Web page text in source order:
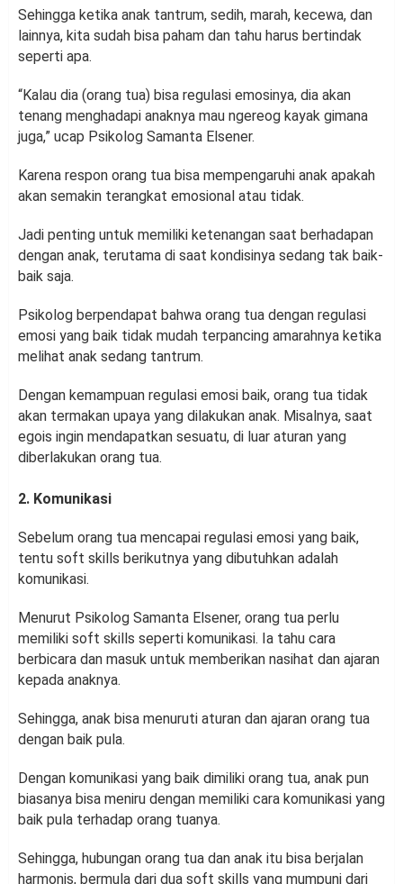
Sehingga ketika anak tantrum, sedih, marah, kecewa, dan
lainnya, kita sudah bisa paham dan tahu harus bertindak
seperti apa.
“Kalau dia (orang tua) bisa regulasi emosinya, dia akan
tenang menghadapi anaknya mau ngereog kayak gimana
juga,” ucap Psikolog Samanta Elsener.
Karena respon orang tua bisa mempengaruhi anak apakah
akan semakin terangkat emosional atau tidak.
Jadi penting untuk memiliki ketenangan saat berhadapan
dengan anak, terutama di saat kondisinya sedang tak baik-
baik saja.
Psikolog berpendapat bahwa orang tua dengan regulasi
emosi yang baik tidak mudah terpancing amarahnya ketika
melihat anak sedang tantrum.
Dengan kemampuan regulasi emosi baik, orang tua tidak
akan termakan upaya yang dilakukan anak. Misalnya, saat
egois ingin mendapatkan sesuatu, di luar aturan yang
diberlakukan orang tua.
2. Komunikasi
Sebelum orang tua mencapai regulasi emosi yang baik,
tentu soft skills berikutnya yang dibutuhkan adalah
komunikasi.
Menurut Psikolog Samanta Elsener, orang tua perlu
memiliki soft skills seperti komunikasi. Ia tahu cara
berbicara dan masuk untuk memberikan nasihat dan ajaran
kepada anaknya.
Sehingga, anak bisa menuruti aturan dan ajaran orang tua
dengan baik pula.
Dengan komunikasi yang baik dimiliki orang tua, anak pun
biasanya bisa meniru dengan memiliki cara komunikasi yang
baik pula terhadap orang tuanya.
Sehingga, hubungan orang tua dan anak itu bisa berjalan
harmonis, bermula dari dua soft skills yang mumpuni dari